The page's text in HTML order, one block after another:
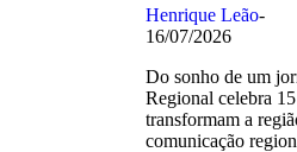
Henrique Leão-
16/07/2026
Do sonho de um
Regional celebra
transformam a
comunicação